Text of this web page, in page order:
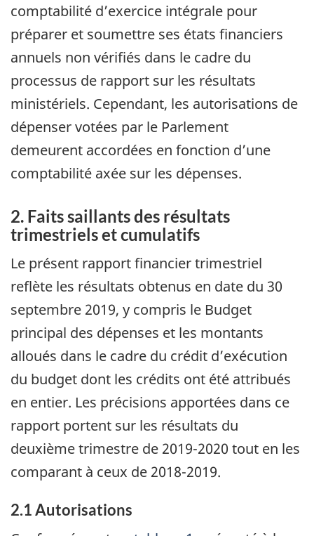
comptabilité d’exercice intégrale pour
préparer et soumettre ses états financiers
annuels non vérifiés dans le cadre du
processus de rapport sur les résultats
ministériels. Cependant, les autorisations de
dépenser votées par le Parlement
demeurent accordées en fonction d’une
comptabilité axée sur les dépenses.
2. Faits saillants des résultats
trimestriels et cumulatifs
Le présent rapport financier trimestriel
reflète les résultats obtenus en date du 30
septembre 2019, y compris le Budget
principal des dépenses et les montants
alloués dans le cadre du crédit d’exécution
du budget dont les crédits ont été attribués
en entier. Les précisions apportées dans ce
rapport portent sur les résultats du
deuxième trimestre de 2019-2020 tout en les
comparant à ceux de 2018-2019.
2.1 Autorisations